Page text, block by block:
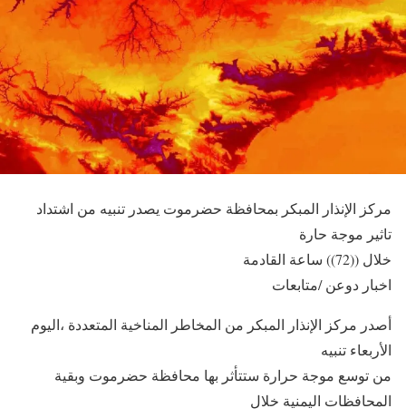
مركز الإنذار المبكر بمحافظة حضرموت يصدر تنبيه من اشتداد
تاثير موجة حارة
خلال ((72)) ساعة القادمة
اخبار دوعن /متابعات
أصدر مركز الإنذار المبكر من المخاطر المناخية المتعددة ،اليوم
الأربعاء تنبيه
من توسع موجة حرارة ستتأثر بها محافظة حضرموت وبقية
المحافظات اليمنية خلال